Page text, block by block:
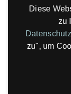
Diese
zu
zu", um